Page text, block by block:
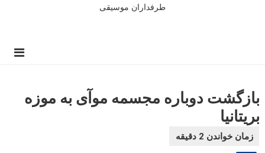
طرفداران موسیقی
بازگشت دوباره مجسمه موآی به موزه
بریتانیا